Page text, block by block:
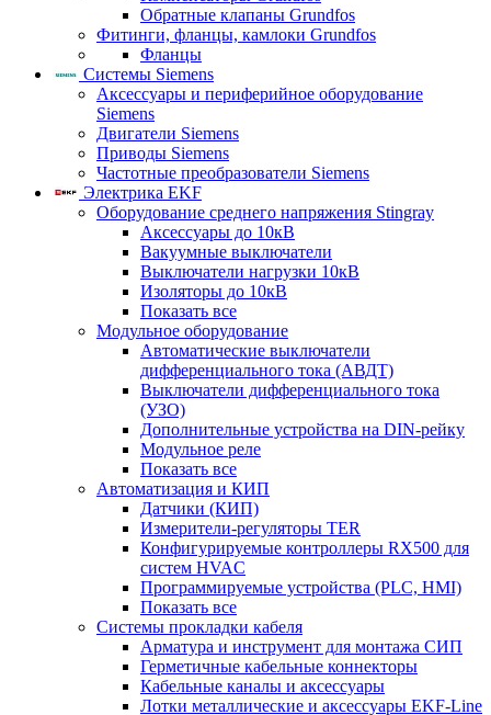
Обратные клапаны Grundfos
Фитинги, фланцы, камлоки Grundfos
Фланцы
Системы Siemens
Аксессуары и периферийное оборудование
Siemens
Двигатели Siemens
Приводы Siemens
Частотные преобразователи Siemens
Электрика EKF
Оборудование среднего напряжения Stingray
Аксессуары до 10кВ
Вакуумные выключатели
Выключатели нагрузки 10кВ
Изоляторы до 10кВ
Показать все
Модульное оборудование
Автоматические выключатели
дифференциального тока (АВДТ)
Выключатели дифференциального тока
(УЗО)
Дополнительные устройства на DIN-рейку
Модульное реле
Показать все
Автоматизация и КИП
Датчики (КИП)
Измерители-регуляторы TER
Конфигурируемые контроллеры RX500 для
систем HVAC
Программируемые устройства (PLC, HMI)
Показать все
Системы прокладки кабеля
Арматура и инструмент для монтажа СИП
Герметичные кабельные коннекторы
Кабельные каналы и аксессуары
Лотки металлические и аксессуары EKF-Line